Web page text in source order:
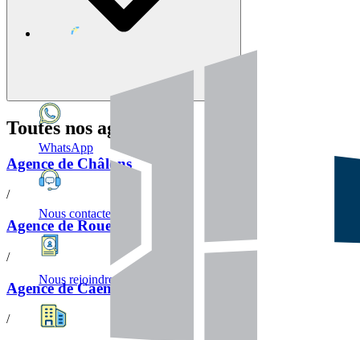
WhatsApp
Nous contacter
Nous rejoindre
+
Toutes nos agences
Agence de Châlons
/
Agence de Rouen
/
Agence de Caen
/